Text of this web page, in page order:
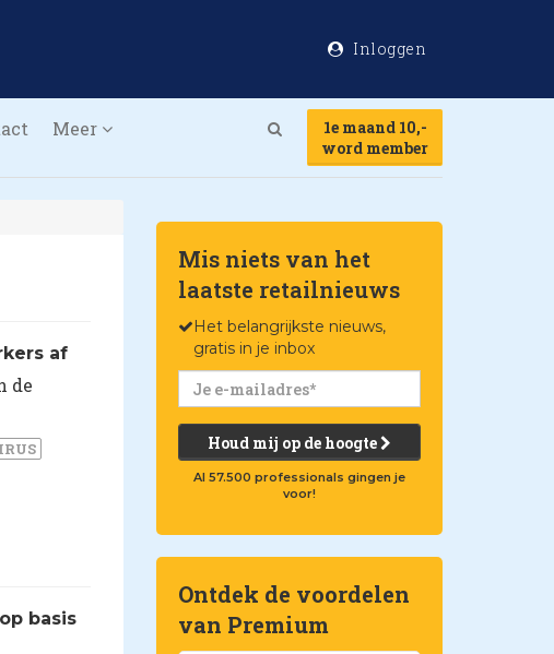
Inloggen
Meer
1e maand 10,-
word member
af
de
basis
Mis niets van het
laatste retailnieuws
Het belangrijkste nieuws,
gratis in je inbox
Houd mij op de hoogte
Al 57.500 professionals gingen je
voor!
Ontdek de voordelen
van Premium